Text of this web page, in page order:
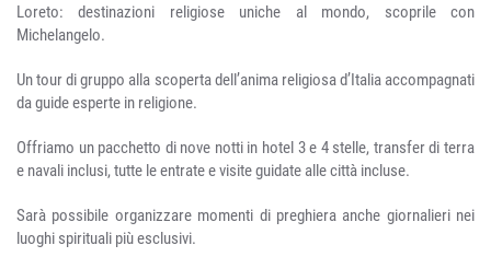
Loreto: destinazioni religiose uniche al mondo, scoprile con
Michelangelo.
Un tour di gruppo alla scoperta dell’anima religiosa d’Italia accompagnati
da guide esperte in religione.
Offriamo un pacchetto di nove notti in hotel 3 e 4 stelle, transfer di terra
e navali inclusi, tutte le entrate e visite guidate alle città incluse.
Sarà possibile organizzare momenti di preghiera anche giornalieri nei
luoghi spirituali più esclusivi.